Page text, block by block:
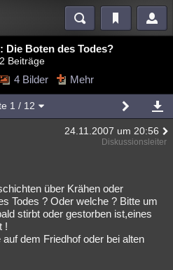
Blogs Videos
Mystery Kriminalfälle
Die Boten des Todes?
Beiträge
4 Bilder Mehr
1 / 12
24.11.2007 um 20:56
Diskussionsleiter
über Krähen oder
Todes ? Oder welche ? Bitte um
stirbt oder gestorben ist,eines
!
dem Friedhof oder bei alten